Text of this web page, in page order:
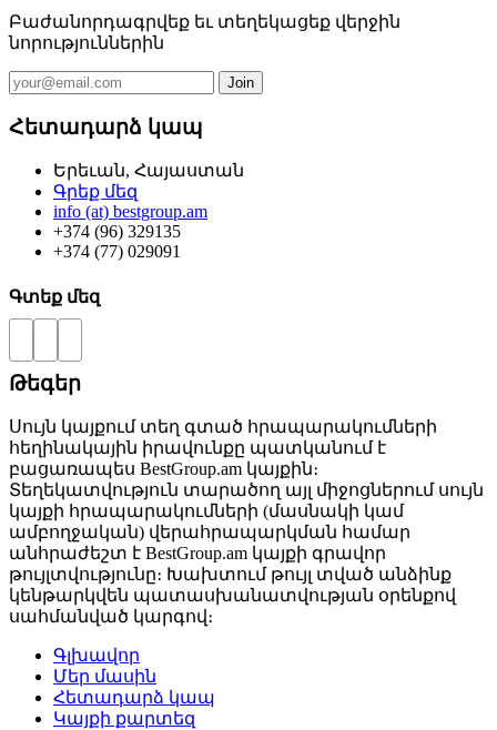
Բաժանորդագրվեք եւ տեղեկացեք վերջին
նորություններին
Հետադարձ կապ
Երեւան, Հայաստան
Գրեք մեզ
info (at) bestgroup.am
+374 (96) 329135
+374 (77) 029091
Գտեք մեզ
Թեգեր
Սույն կայքում տեղ գտած հրապարակումների
հեղինակային իրավունքը պատկանում է
բացառապես BestGroup.am կայքին։
Տեղեկատվություն տարածող այլ միջոցներում սույն
կայքի հրապարակումների (մասնակի կամ
ամբողջական) վերահրապարկման համար
անհրաժեշտ է BestGroup.am կայքի գրավոր
թույլտվությունը։ Խախտում թույլ տված անձինք
կենթարկվեն պատասխանատվության օրենքով
սահմանված կարգով։
Գլխավոր
Մեր մասին
Հետադարձ կապ
Կայքի քարտեզ